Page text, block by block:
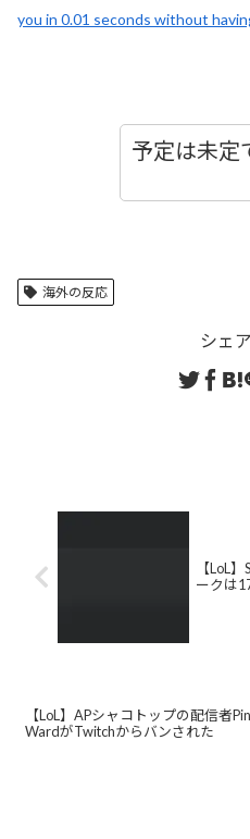
you in 0.01 seconds without
予定は未定
海外の反応
シェ
【LoL
ークは
【LoL】APシャコトップの配信者
WardがTwitchからバンされた